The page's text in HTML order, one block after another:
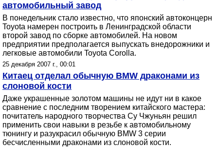
автомобильный завод
В понедельник стало известно, что японский автоконцерн
Toyota намерен построить в Ленинградской области
второй завод по сборке автомобилей. На новом
предприятии предполагается выпускать внедорожники и
легковые автомобили Toyota Corolla.
25 декабря 2007 г., 00:01
Китаец отделал обычную BMW драконами из
слоновой кости
Даже украшенные золотом машины не идут ни в какое
сравнение с последним творением китайского мастера:
почитатель народного творчества Су Чжуньян решил
применить свои навыки в резьбе к автомобильному
тюнингу и разукрасил обычную BMW 3 серии
бесчисленными драконами из слоновой кости.